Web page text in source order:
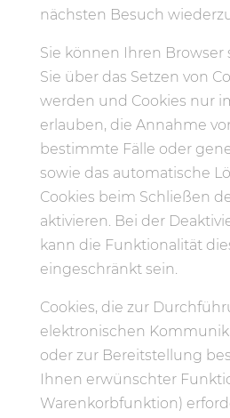
nächsten Besuch
Sie können Ihren Browser
Sie über das Setzen von
werden und Cookies nur
erlauben, die Annahme
bestimmte Fälle oder
sowie das automatische
Cookies beim Schließen
aktivieren. Bei der
kann die Funktionalität
eingeschränkt sein.
Cookies, die zur
elektronischen
oder zur Bereitstellung
Ihnen erwünschter
Warenkorbfunktion)